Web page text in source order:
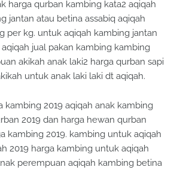
jantan atau betina assabiq aqiqah
per kg. untuk aqiqah kambing jantan
jual pakan kambing kambing
akikah anak laki2 harga qurban sapi
untuk anak laki laki dt aqiqah.
2019 dan harga hewan qurban
kambing 2019. kambing untuk aqiqah
2019 harga kambing untuk aqiqah
perempuan aqiqah kambing betina
harga paket aqiqah juga harga